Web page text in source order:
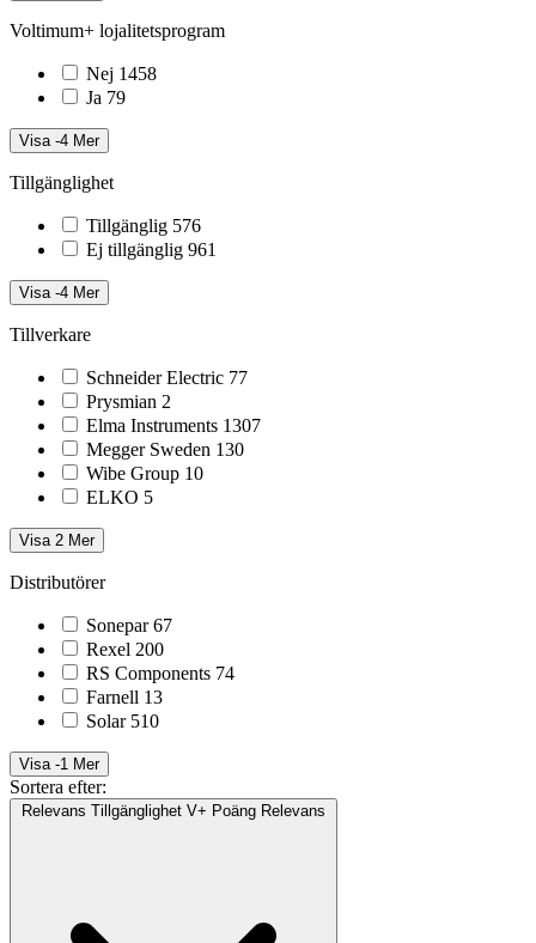
Voltimum+ lojalitetsprogram
Nej 1458
Ja 79
Visa -4 Mer
Tillgänglighet
Tillgänglig 576
Ej tillgänglig 961
Visa -4 Mer
Tillverkare
Schneider Electric 77
Prysmian 2
Elma Instruments 1307
Megger Sweden 130
Wibe Group 10
ELKO 5
Visa 2 Mer
Distributörer
Sonepar67
Rexel 200
RS Components 74
Farnell 13
Solar 510
Visa -1 Mer
Sortera efter:
Relevans Tillgänglighet V+ Poäng Relevans